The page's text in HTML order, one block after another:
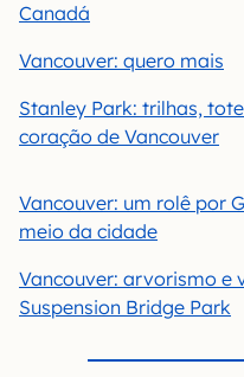
Canadá
Vancouver: quero mais
Stanley Park: trilhas,
coração de Vancouver
Vancouver: um rolê por
meio da cidade
Vancouver: arvorismo e
Suspension Bridge Park